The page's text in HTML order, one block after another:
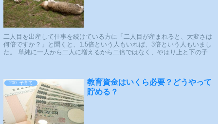
二人目を出産して仕事を続けている方に「二人目が産まれると、大変さは
何倍ですか？」と聞くと、1.5倍という人もいれば、3倍という人もいまし
た。 単純に一人から二人に増えるから二倍ではなく、やはり上と下の子の
200. 子育て
教育資金はいくら必要？どうやって
貯める？